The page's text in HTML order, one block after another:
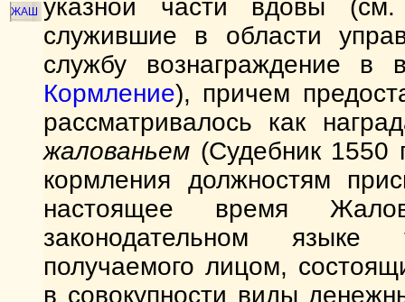
ЖАШ указной части вдовы
служившие в области
службу вознаграждение в
Кормление), причем
рассматривалось как
жалованьем (Судебник 1550
кормления должностям
настоящее время
законодательном языке
получаемого лицом,
в совокупности виды